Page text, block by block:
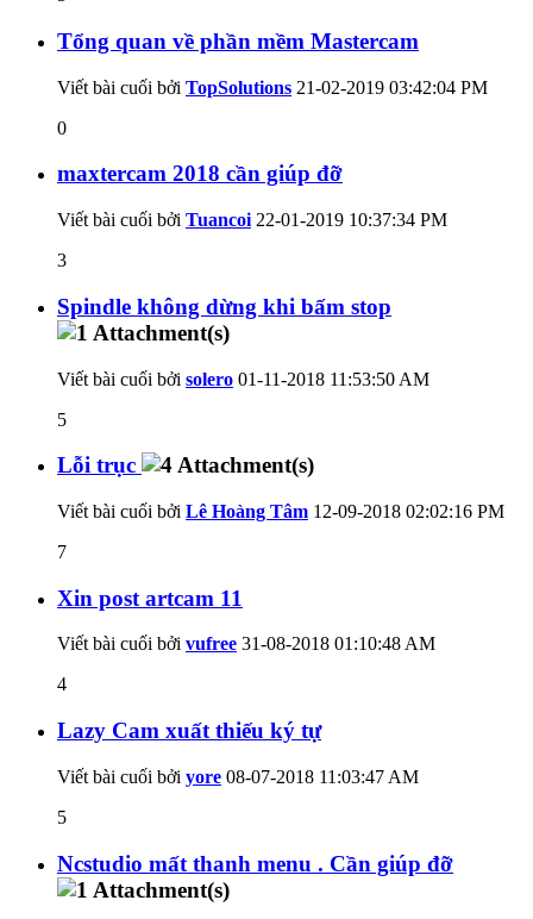
Tổng quan về phần mềm Mastercam
Viết bài cuối bởi TopSolutions 21-02-2019 03:42:04 PM
0
maxtercam 2018 cần giúp đỡ
Viết bài cuối bởi Tuancoi 22-01-2019 10:37:34 PM
3
Spindle không dừng khi bấm stop
Viết bài cuối bởi solero 01-11-2018 11:53:50 AM
5
Lỗi trục
Viết bài cuối bởi Lê Hoàng Tâm 12-09-2018 02:02:16 PM
7
Xin post artcam 11
Viết bài cuối bởi vufree 31-08-2018 01:10:48 AM
4
Lazy Cam xuất thiếu ký tự
Viết bài cuối bởi yore 08-07-2018 11:03:47 AM
5
Ncstudio mất thanh menu . Cần giúp đỡ